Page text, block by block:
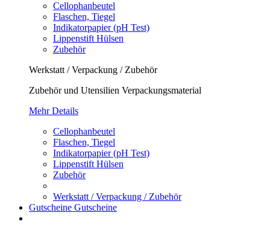
Cellophanbeutel
Flaschen, Tiegel
Indikatorpapier (pH Test)
Lippenstift Hülsen
Zubehör
Werkstatt / Verpackung / Zubehör
Zubehör und Utensilien Verpackungsmaterial
Mehr Details
Cellophanbeutel
Flaschen, Tiegel
Indikatorpapier (pH Test)
Lippenstift Hülsen
Zubehör
Werkstatt / Verpackung / Zubehör
Gutscheine Gutscheine